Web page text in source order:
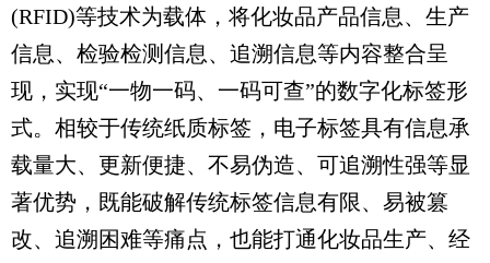
(RFID)等技术为载体，将化妆品产品信息、生产
信息、检验检测信息、追溯信息等内容整合呈
现，实现“一物一码、一码可查”的数字化标签形
式。相较于传统纸质标签，电子标签具有信息承
载量大、更新便捷、不易伪造、可追溯性强等显
著优势，既能破解传统标签信息有限、易被篡
改、追溯困难等痛点，也能打通化妆品生产、经